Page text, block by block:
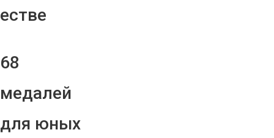
естве
68
медалей
для юных